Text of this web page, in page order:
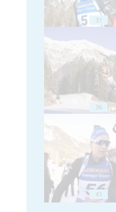
31
36
41